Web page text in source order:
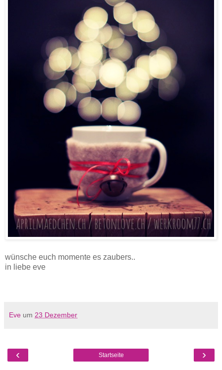
wünsche euch momente es zaubers..
in liebe eve
Eve um 23 Dezember
‹ ›
Startseite